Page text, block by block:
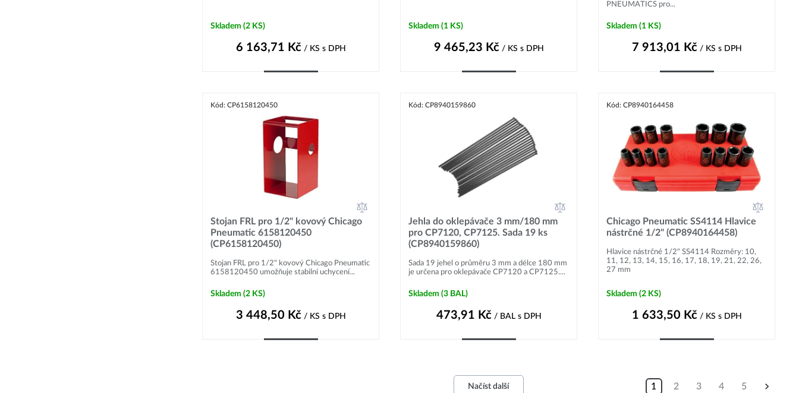
Skladem (2 KS)
6 163,71 Kč/ KS s DPH
Skladem (1 KS)
9 465,23 Kč/ KS s DPH
PNEUMATICS pro...
Skladem (1 KS)
7 913,01 Kč/ KS s DPH
Kód: CP6158120450
Stojan FRL pro 1/2" kovový Chicago
Pneumatic 6158120450
(CP6158120450)
Stojan FRL pro 1/2" kovový Chicago Pneumatic
6158120450 umožňuje stabilní uchycení...
Skladem (2 KS)
3 448,50 Kč/ KS s DPH
Kód: CP8940159860
Jehla do oklepávače 3 mm/180 mm
pro CP7120, CP7125. Sada 19 ks
(CP8940159860)
Sada 19 jehel o průměru 3 mm a délce 180 mm
je určena pro oklepávače CP7120 a CP7125....
Skladem (3 BAL)
473,91 Kč/ BAL s DPH
Kód: CP8940164458
Chicago Pneumatic SS4114 Hlavice
nástrčné 1/2" (CP8940164458)
Hlavice nástrčné 1/2" SS4114 Rozměry: 10,
11, 12, 13, 14, 15, 16, 17, 18, 19, 21, 22, 26,
27 mm
Skladem (2 KS)
1 633,50 Kč/ KS s DPH
Načíst další 1 2 3 4 5